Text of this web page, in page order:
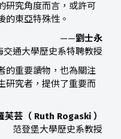
研究角度而言，或許可
的東亞特殊性。
——劉士永
交通大學歷史系特聘教授
的重要讀物，也為關注
研究者，提供了重要而
芙芸（ Ruth Rogaski ）
范登堡大學歷史系教授